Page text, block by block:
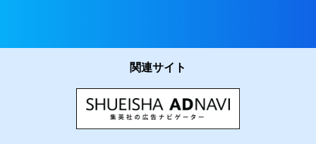
関連サイト